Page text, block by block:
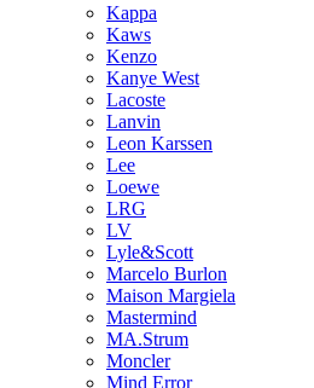
Kappa
Kaws
Kenzo
Kanye West
Lacoste
Lanvin
Leon Karssen
Lee
Loewe
LRG
LV
Lyle&Scott
Marcelo Burlon
Maison Margiela
Mastermind
MA.Strum
Moncler
Mind Error